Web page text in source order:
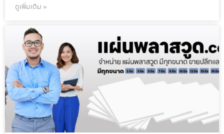
ดูเพิ่มเติม »